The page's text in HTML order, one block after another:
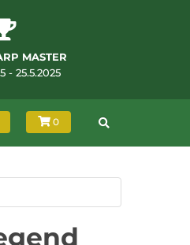
okně)
MASTER
- 25.5.2025(otevře se v novém
0